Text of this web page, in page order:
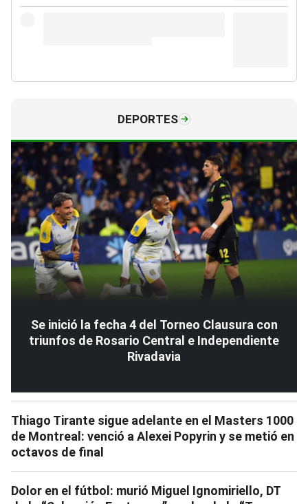
DEPORTES
Se inició la fecha 4 del Torneo Clausura con
triunfos de Rosario Central e Independiente
Rivadavia
Thiago Tirante sigue adelante en el Masters 1000
de Montreal: venció a Alexei Popyrin y se metió en
octavos de final
Dolor en el fútbol: murió Miguel Ignomiriello, DT